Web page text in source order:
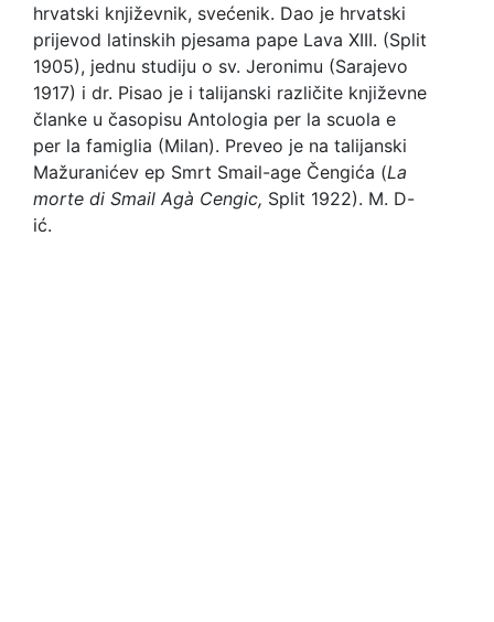
hrvatski književnik, svećenik. Dao je hrvatski
prijevod latinskih pjesama pape Lava XIII. (Split
1905), jednu studiju o sv. Jeronimu (Sarajevo
1917) i dr. Pisao je i talijanski različite književne
članke u časopisu Antologia per la scuola e
per la famiglia (Milan). Preveo je na talijanski
Mažuranićev ep Smrt Smail-age Čengića (La
morte di Smail Agà Cengic, Split 1922). M. D-
ić.